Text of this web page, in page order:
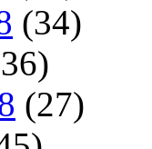
(34)
(27)